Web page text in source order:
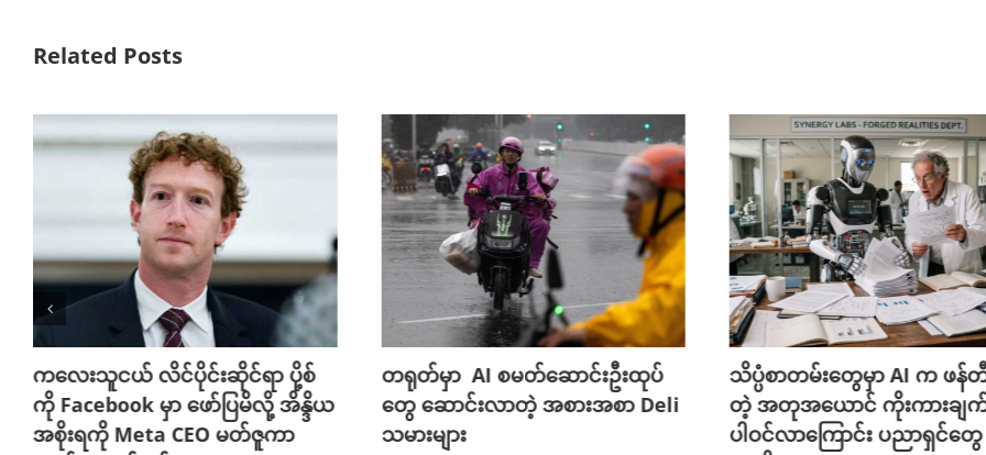
Related Posts
ကလေးသူငယ် လိင်ပိုင်းဆိုင်ရာ ပို့စ်
ကို Facebook မှာ ဖော်ပြမိလို့ အိန္ဒိယ
အစိုးရကို Meta CEO မတ်ဇူကာ
တရုတ်မှာ AI စမတ်ဆောင်းဦးထုပ်
တွေ ဆောင်းလာတဲ့ အစားအစာ Deli
သမားများ
သိပ္ပံစာတမ်းတွေမှာ AI က ဖန်
တဲ့ အတုအယောင် ကိုးကားချ
ပါဝင်လာကြောင်း ပညာရှင်တွေ